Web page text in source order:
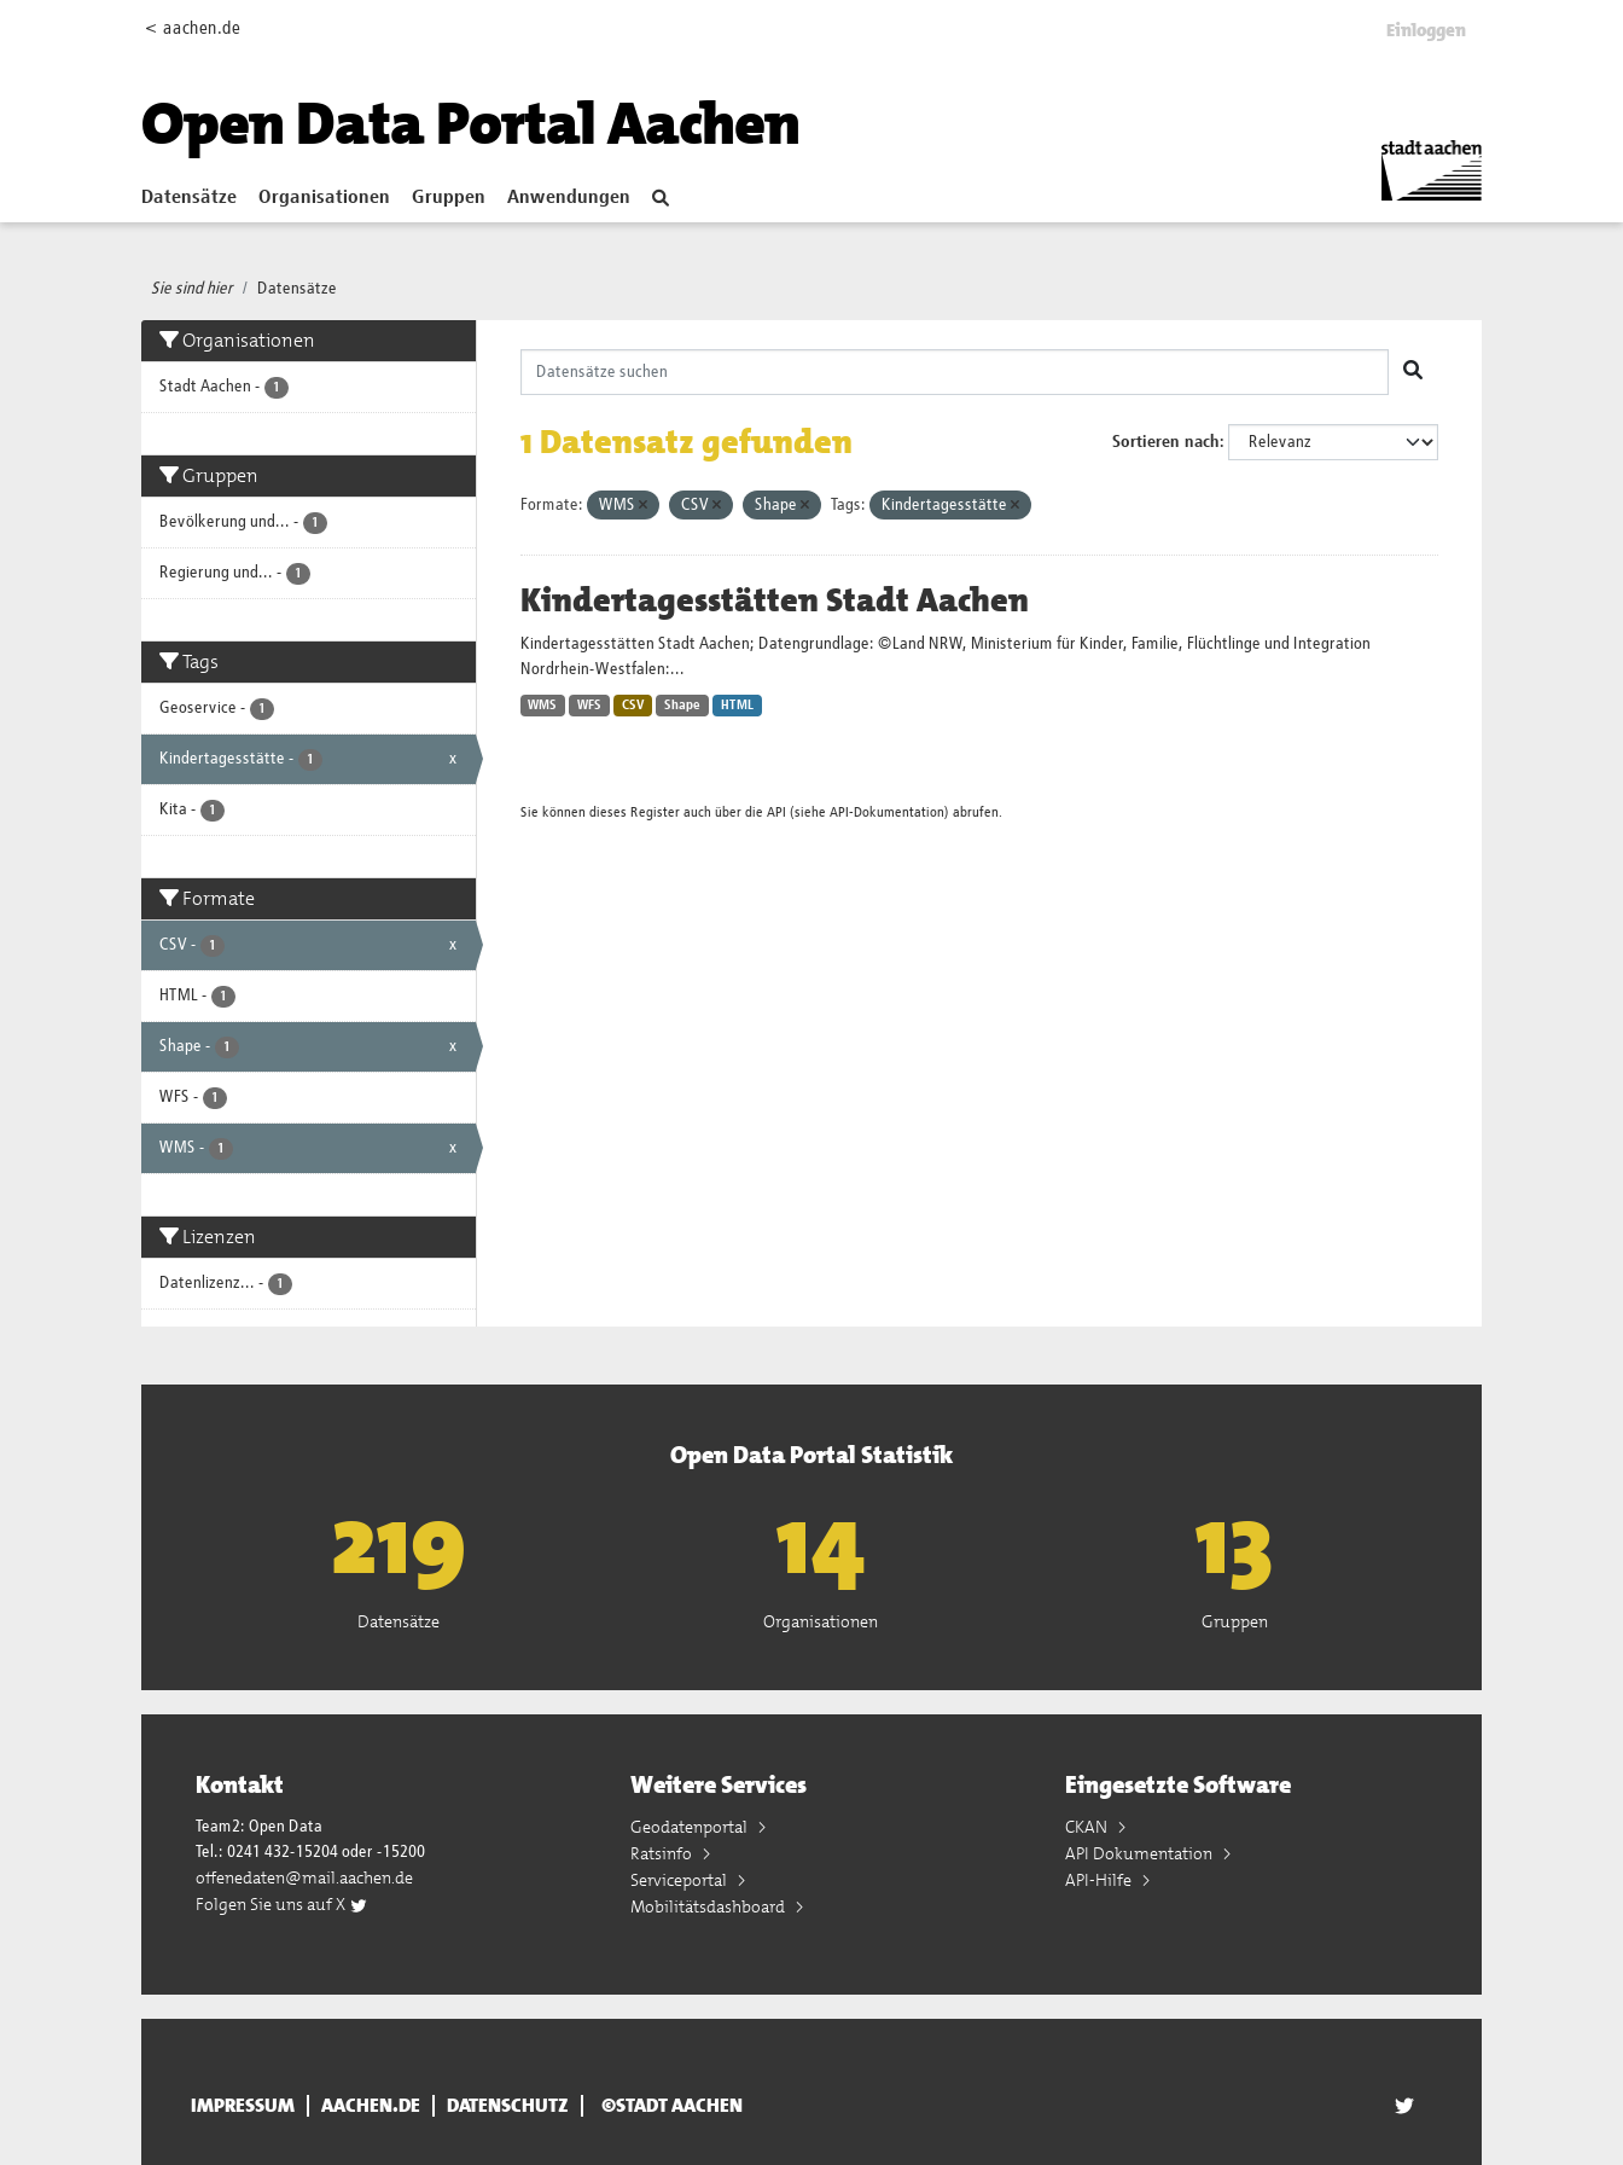
< aachen.de Einloggen
Open Data Portal Aachen
Datensätze Organisationen Gruppen Anwendungen
Sie sind hier Datensätze
Organisationen
Stadt Aachen - 1
Gruppen
Bevölkerung und... - 1
Regierung und... - 1
Tags
Geoservice - 1
Kindertagesstätte - 1 x
Kita - 1
Formate
CSV - 1 x
HTML - 1
Shape - 1 x
WFS - 1
WMS - 1 x
Lizenzen
Datenlizenz... - 1
Sortieren nach
1 Datensatz gefunden
Formate: WMS CSV Shape Tags: Kindertagesstätte
Kindertagesstätten Stadt Aachen
Kindertagesstätten Stadt Aachen; Datengrundlage: ©Land NRW, Ministerium für Kinder, Familie, Flüchtlinge und Integration
Nordrhein-Westfalen:...
WMS WFS CSV Shape HTML
Sie können dieses Register auch über die API (siehe API-Dokumentation) abrufen.
Open Data Portal Statistik
222
Datensätze
15
Organisationen
13
Gruppen
Kontakt
Team2: Open Data
Tel.: 0241 432-15204 oder -15200
offenedaten@mail.aachen.de
Folgen Sie uns auf X
Weitere Services
Geodatenportal
Ratsinfo
Serviceportal
Mobilitätsdashboard
Eingesetzte Software
CKAN
API Dokumentation
API-Hilfe
IMPRESSUM AACHEN.DE DATENSCHUTZ ©STADT AACHEN